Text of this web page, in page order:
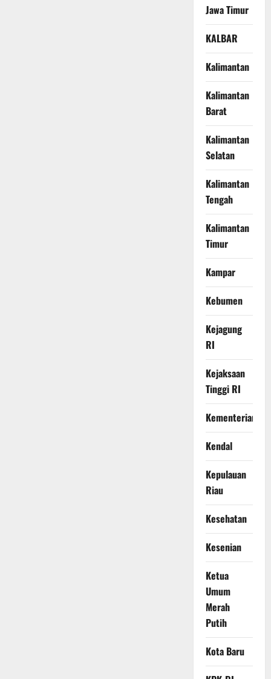
Jawa Timur
KALBAR
Kalimantan
Kalimantan
Barat
Kalimantan
Selatan
Kalimantan
Tengah
Kalimantan
Timur
Kampar
Kebumen
Kejagung
RI
Kejaksaan
Tinggi RI
Kementerian
Kendal
Kepulauan
Riau
Kesehatan
Kesenian
Ketua
Umum
Merah
Putih
Kota Baru